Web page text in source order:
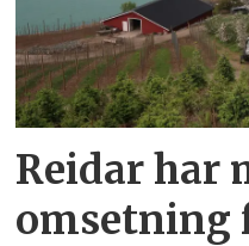
Reidar
omsetning